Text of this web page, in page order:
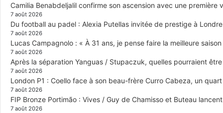
Camilia Benabdeljalil confirme son ascension avec une première
7 août 2026
Du football au padel : Alexia Putellas invitée de prestige à
7 août 2026
Lucas Campagnolo : « À 31 ans, je pense faire la meilleure
7 août 2026
Après la séparation Yanguas / Stupaczuk, quelles pourraient
7 août 2026
London P1 : Coello face à son beau-frère Curro Cabeza, un
7 août 2026
FIP Bronze Portimão : Vives / Guy de Chamisso et Buteau
7 août 2026